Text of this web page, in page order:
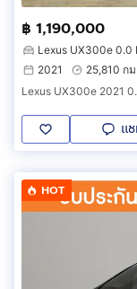
฿ 1,190,000
Lexus UX300e 0.0
2021
25,810 กม.
Lexus UX300e 2021
แ
HOT